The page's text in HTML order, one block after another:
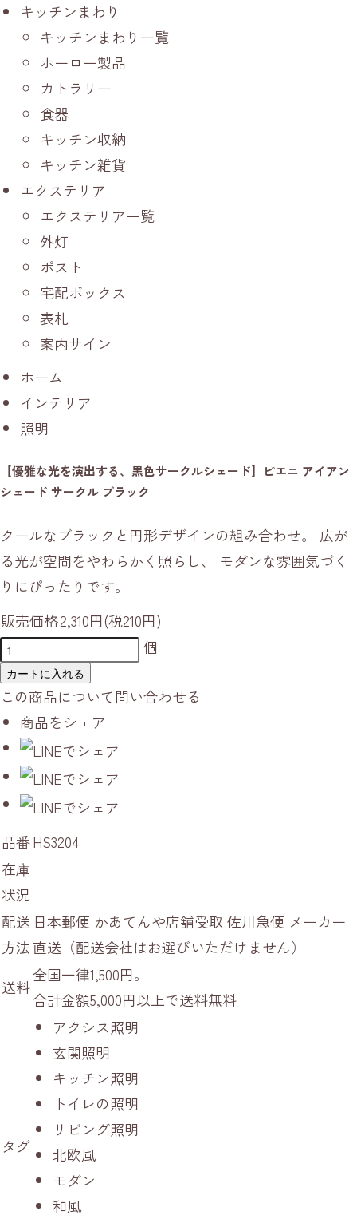
キッチンまわり
キッチンまわり一覧
ホーロー製品
カトラリー
食器
キッチン収納
キッチン雑貨
エクステリア
エクステリア一覧
外灯
ポスト
宅配ボックス
表札
案内サイン
ホーム
インテリア
照明
【優雅な光を演出する、黒色サークルシェード】ピエニ アイアン
シェード サークル ブラック
クールなブラックと円形デザインの組み合わせ。 広が
る光が空間をやわらかく照らし、 モダンな雰囲気づく
りにぴったりです。
販売価格2,310円(税210円)
個
カートに入れる
この商品について問い合わせる
商品をシェア
品番HS3204
在庫
状況
配送
方法
日本郵便 かあてんや店舗受取 佐川急便 メーカー
直送（配送会社はお選びいただけません）
送料
全国一律1,500円。
合計金額5,000円以上で送料無料
タグ
アクシス照明
玄関照明
キッチン照明
トイレの照明
リビング照明
北欧風
モダン
和風